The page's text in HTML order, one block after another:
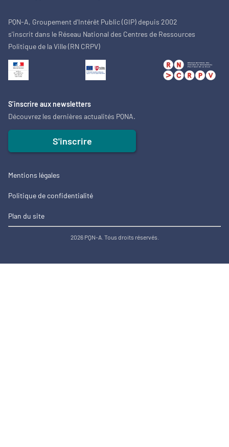
PQN-A, Groupement d'Intérêt Public (GIP) depuis 2002
s'inscrit dans le Réseau National des Centres de Ressources
Politique de la Ville (RN CRPV)
S’inscrire aux newsletters
Découvrez les dernières actualités PQNA.
S'inscrire
Mentions légales
Politique de confidentialité
Plan du site
2026 PQN-A. Tous droits réservés.